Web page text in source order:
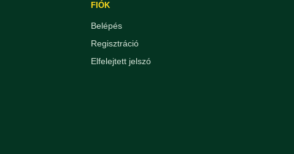
FIÓK
Belépés
Regisztráció
Elfelejtett jelszó